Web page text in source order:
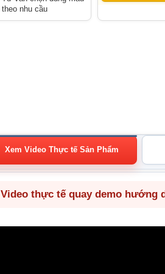
theo nhu cầu
Xem Video Thực tế Sản Phẩm
Video thực tế quay demo hướng